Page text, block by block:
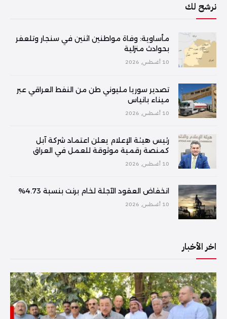
نرشح لك
مأساوية: وفاة مواطنين اثنين في سنجار وتلعفر
بحوادث منزلية
10 أغسطس, 2026
تصدير سوريا مليوني طن من النفط العراقي عبر
ميناء بانياس
10 أغسطس, 2026
رئيس هيئة الإعلام يعلن اعتماد شركة آبل
كمنصة رقمية موثوقة للعمل في العراق
10 أغسطس, 2026
انخفاض العقود الآجلة لخام برنت بنسبة 4.73%
10 أغسطس, 2026
اخر الأخبار